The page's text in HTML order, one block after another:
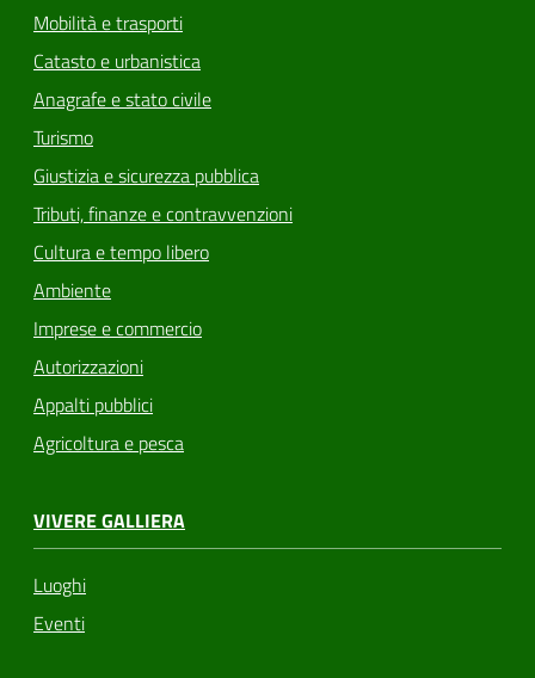
Mobilità e trasporti
Catasto e urbanistica
Anagrafe e stato civile
Turismo
Giustizia e sicurezza pubblica
Tributi, finanze e contravvenzioni
Cultura e tempo libero
Ambiente
Imprese e commercio
Autorizzazioni
Appalti pubblici
Agricoltura e pesca
VIVERE GALLIERA
Luoghi
Eventi